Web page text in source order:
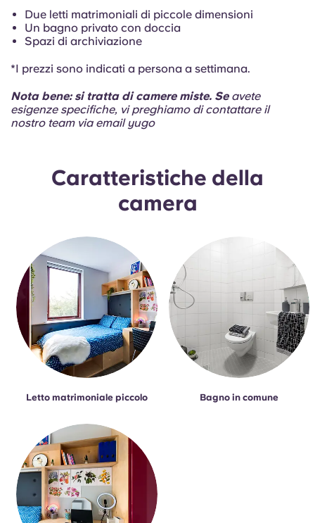
Due letti matrimoniali di piccole dimensioni
Un bagno privato con doccia
Spazi di archiviazione
*I prezzi sono indicati a persona a settimana.
Nota bene: si tratta di camere miste. Se avete
esigenze specifiche, vi preghiamo di contattare il
nostro team via email yugo
Caratteristiche della
camera
Letto matrimoniale piccolo Bagno in comune